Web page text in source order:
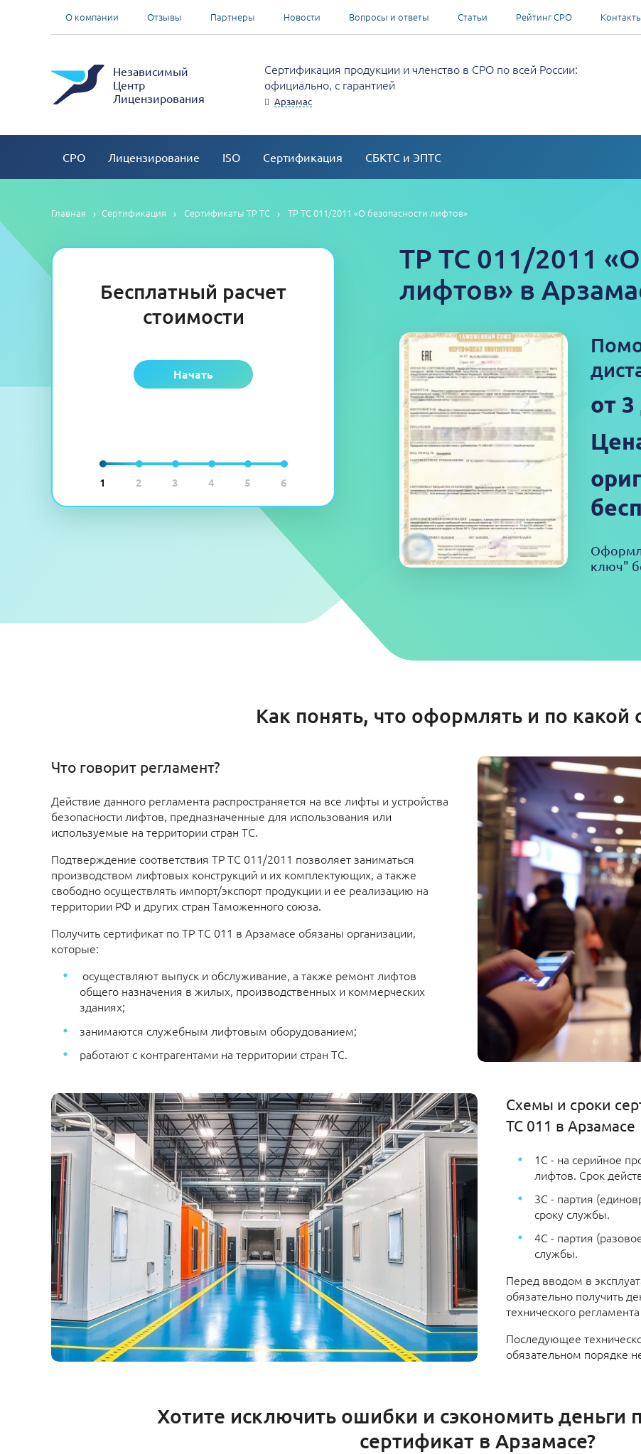
О компании Отзывы Партнеры Новости Вопросы и ответы Статьи Рейтинг СРО
Независимый
Центр
Лицензирования
Сертификация продукции и членство в СРО по всей России:
официально, с гарантией
Арзамас
СРО Лицензирование ISO Сертификация СБКТС и ЭПТС
Главная Сертификация Сертификаты ТР ТС ТР ТС 011/2011 «О безопасности лифтов»
1 2 3 4 5 6
Бесплатный расчет
стоимости
Начать
ТР ТС 011/2011
лифтов» в
от
ключ"
Как понять, что оформлять и по какой
Что говорит регламент?
Действие данного регламента распространяется на все лифты и устройства
безопасности лифтов, предназначенные для использования или
используемые на территории стран ТС.
Подтверждение соответствия ТР ТС 011/2011 позволяет заниматься
производством лифтовых конструкций и их комплектующих, а также
свободно осуществлять импорт/экспорт продукции и ее реализацию на
территории РФ и других стран Таможенного союза.
Получить сертификат по ТР ТС 011 в Арзамасе обязаны организации,
которые:
осуществляют выпуск и обслуживание, а также ремонт лифтов
общего назначения в жилых, производственных и коммерческих
зданиях;
занимаются служебным лифтовым оборудованием;
работают с контрагентами на территории стран ТС.
Схемы и сроки
ТС 011 в Арзамасе
1С - на серийное
лифтов. Срок
3С - партия
сроку службы.
4С - партия
службы.
Перед вводом в
обязательно получить
технического
Последующее
обязательном порядке
Хотите исключить ошибки и сэкономить деньги
сертификат в Арзамасе​?